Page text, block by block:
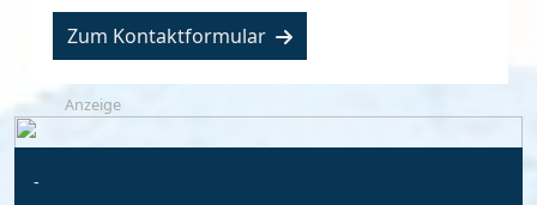
Zum Kontaktformular
Anzeige
-